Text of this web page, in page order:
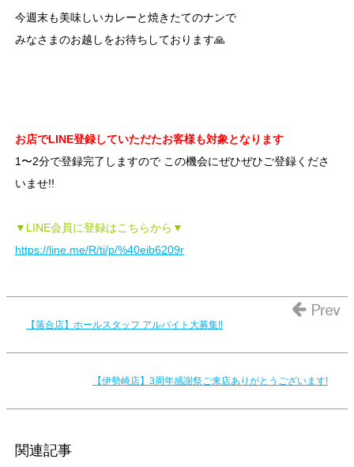
今週末も美味しいカレーと焼きたてのナンで
みなさまのお越しをお待ちしております🙏
お店でLINE登録していただたお客様も対象となります
1〜2分で登録完了しますので この機会にぜひぜひご登録くださ
いませ!!
▼LINE会員に登録はこちらから▼
https://line.me/R/ti/p/%40eib6209r
【落合店】ホールスタッフ アルバイト大募集‼️
【伊勢崎店】3周年感謝祭ご来店ありがとうございます!
関連記事